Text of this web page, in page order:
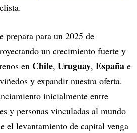
prepara para un 2025 de
un crecimiento fuerte y
en Chile, Uruguay, España e
y expandir nuestra oferta.
inicialmente entre
y personas vinculadas al mundo
el levantamiento de capital venga